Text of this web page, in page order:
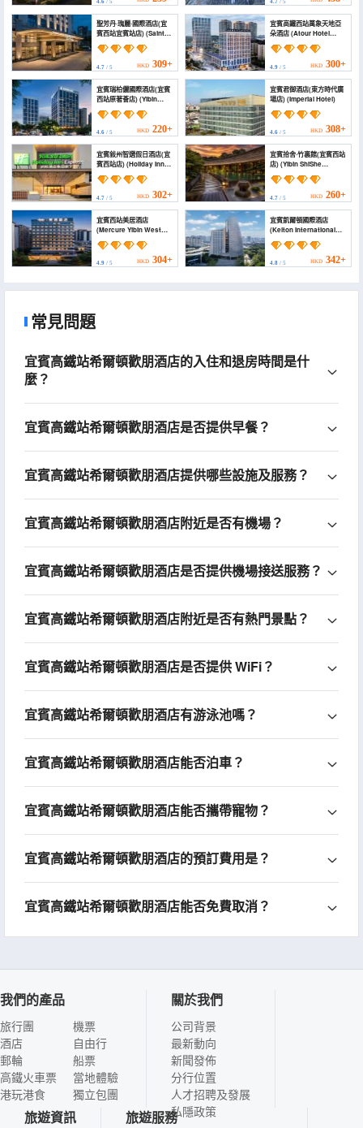
4.6 / 5 4.7/ 5
聖芳丹·瑰麗·國際酒店(宜
賓西站宜賓站店) (Saint
Fontaine International |
Modern City Design
Hotel (Yibin West
Railway Station
Branch))
4.7 / 5 HKD 309+
宜賓高鐵西站萬象天地亞
朵酒店 (Atour Hotel
,Yibin High-speed
Railway West Station
4.9/ 5 HKD 300+
宜賓瑞柏儷國際酒店(宜賓
西站原著薈店) (Yibin
Ruibaiyi International
Hotel (Yibin West
Station Original Shop))
4.6 / 5 HKD 220+
宜賓君御酒店(東方時代廣
場店) (Imperial Hotel)
4.6/ 5 HKD 308+
宜賓敍州智選假日酒店(宜
賓西站店) (Holiday Inn
Express YIBIN XUZHOU
by IHG)
4.7 / 5 HKD 302+
宜賓拾舍·竹裏館(宜賓西站
店) (Yibin ShiShe
Zhuliguan)
4.7/ 5 HKD 260+
宜賓西站美居酒店
(Mercure Yibin West
Railway Station)
4.9 / 5 HKD 304+
宜賓凱爾頓國際酒店
(Kelton International
Hotel)
4.8/ 5 HKD 342+
常見問題
宜賓高鐵站希爾頓歡朋酒店的入住和退房時間是什
麼？
宜賓高鐵站希爾頓歡朋酒店是否提供早餐？
宜賓高鐵站希爾頓歡朋酒店提供哪些設施及服務？
宜賓高鐵站希爾頓歡朋酒店附近是否有機場？
宜賓高鐵站希爾頓歡朋酒店是否提供機場接送服務？
宜賓高鐵站希爾頓歡朋酒店附近是否有熱門景點？
宜賓高鐵站希爾頓歡朋酒店是否提供 WiFi？
宜賓高鐵站希爾頓歡朋酒店有游泳池嗎？
宜賓高鐵站希爾頓歡朋酒店能否泊車？
宜賓高鐵站希爾頓歡朋酒店能否攜帶寵物？
宜賓高鐵站希爾頓歡朋酒店的預訂費用是？
宜賓高鐵站希爾頓歡朋酒店能否免費取消？
我們的產品
旅行團
酒店
郵輪
高鐵火車票
港玩港食
機票
自由行
船票
當地體驗
獨立包團
關於我們
公司背景
最新動向
新聞發佈
分行位置
人才招聘及發展
私隱政策
旅遊資訊 旅遊服務